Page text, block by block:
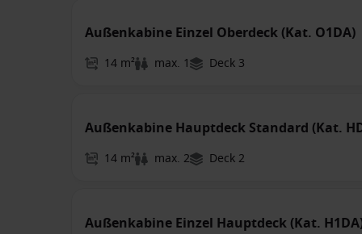
Außenkabine Einzel Oberdeck (Kat. O1DA)
14 m² max. 1 Deck 3
Außenkabine Hauptdeck Standard (Kat.
14 m² max. 2 Deck 2
Außenkabine Einzel Hauptdeck (Kat.